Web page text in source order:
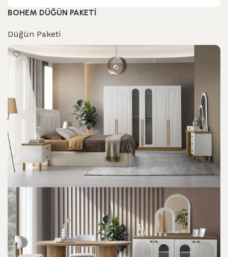
BOHEM DÜĞÜN PAKETİ
Düğün Paketi